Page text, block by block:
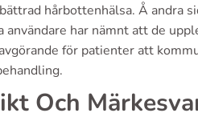
hårbottenhälsa. Å andra
användare har nämnt att de
för patienter att
Och